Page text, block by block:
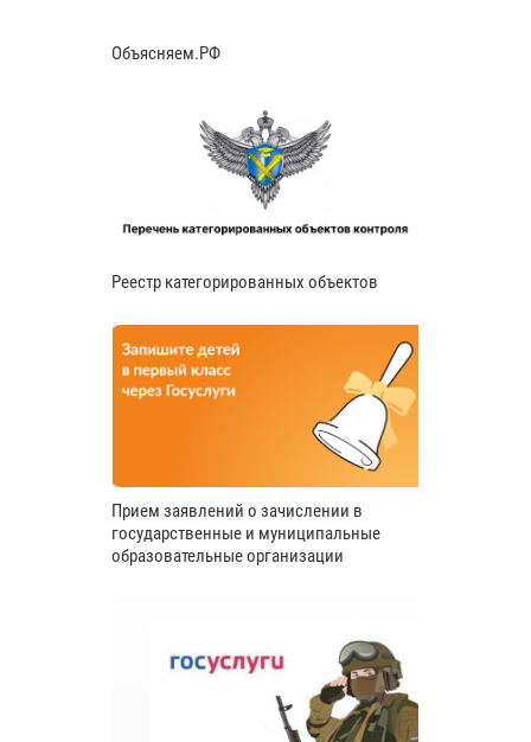
Объясняем.РФ
Реестр категорированных объектов
Прием заявлений о зачислении в
государственные и муниципальные
образовательные организации